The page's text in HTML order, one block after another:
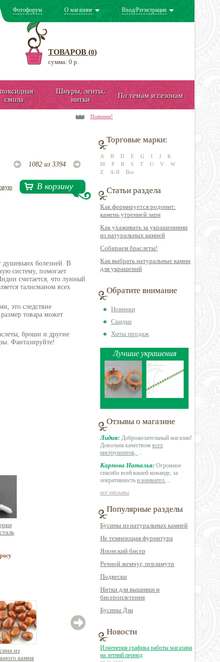
Фотофорум О магазине Вход/Регистрация
ТОВАРОВ (0)
сумма: 0 р.
смола
Шнуры, ленты,
нитки
По темам и сезонам
Новинки!
1082 из 3394
В корзину
душевынх болезней. В
систему, помогает
считается, что лунный
талисманом всех
это следствие
товара может
броши и другие
Фантазируйте!
из
камня
Бусина из
натурального камня
Бусина из
натурального камня
Торговые марки:
A B D E G I J
K
M
P R S T U V
W
Z
А-Я Все
Статьи раздела
Как формируется родонит:
камень утренней зари
Как ухаживать за украшениями
из натуральных камней
Собираем браслеты!
Как выбрать натуральные камни
для украшений
Обратите внимание
Новинки
Скидки
Хиты продаж
Лучшие украшения
Отзывы о магазине
Лидия: Доброжелательный магазин!
Довольна качеством всех
инструментов, ...
Карпова Наталья: Огромное
спасибо всей вашей команде, за
оперативность и внимател ...
все отзывы
Популярные разделы
Бусины из натуральных камней
Не темнеющая фурнитура
Японский бисер
Речной жемчуг, перламутр
Подвески
Нитки для вышивки и
бисероплетения
Бусины Дзи
Новости
Изменения графика работы магазина
на летний период